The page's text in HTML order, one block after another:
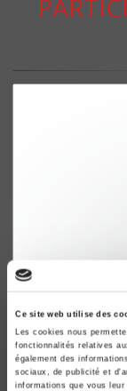
Ce site web utilise des
Les cookies nous
fonctionnalités relatives
également des
sociaux, de publicité et
informations que vous
Revue
La
apports d'une
Julie Le Gallo,